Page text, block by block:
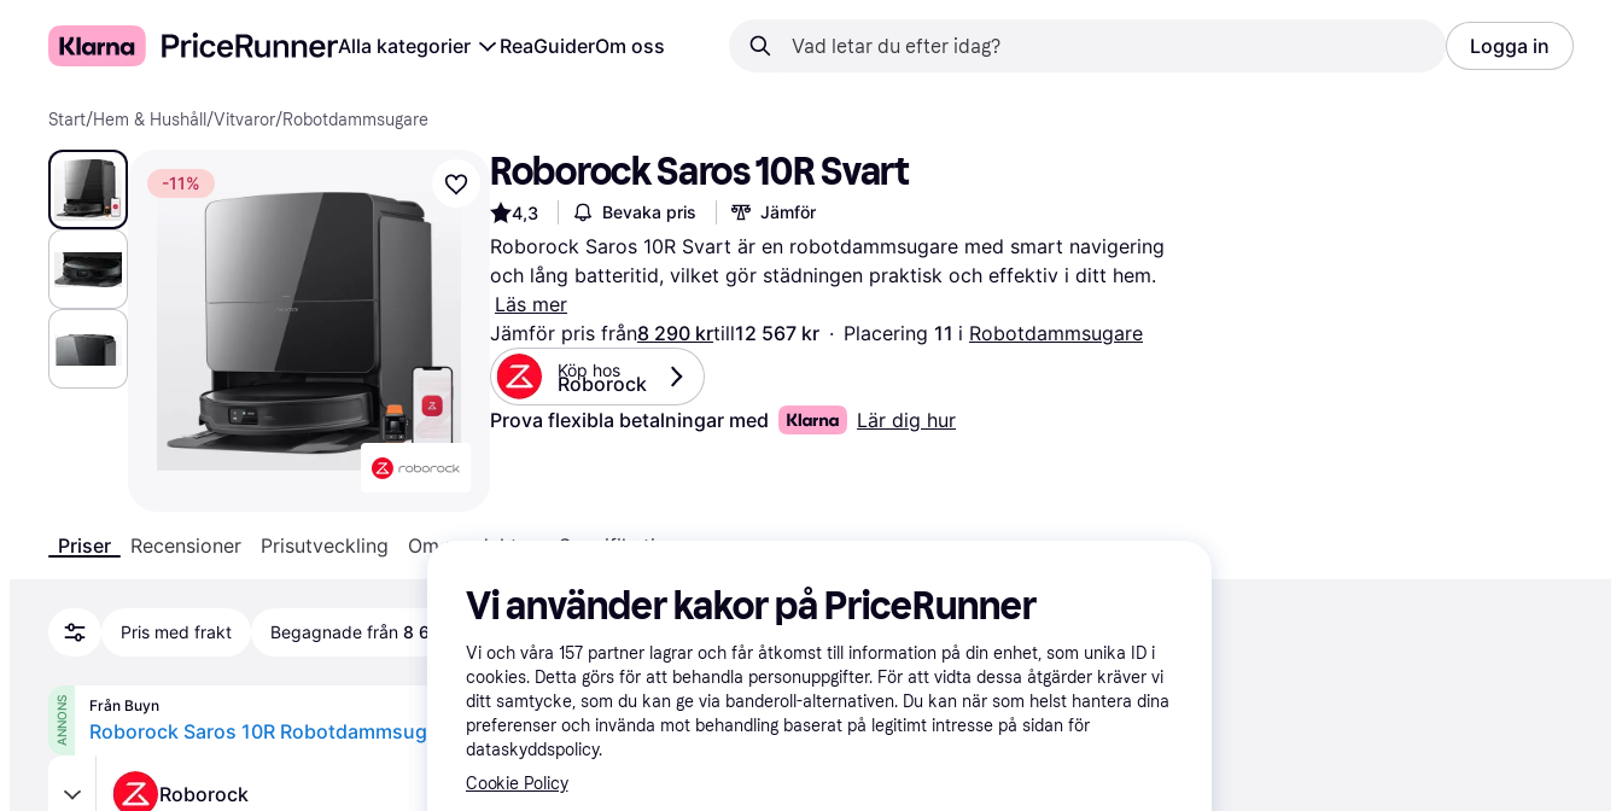
Alla kategorier ReaGuiderOm oss Logga in
Start/Hem & Hushåll /Vitvaror/Robotdammsugare
-11% Roborock Saros 10R Svart
4,3 Bevaka pris Jämför
Roborock Saros 10R Svart är en robotdammsugare med smart navigering
och lång batteritid, vilket gör städningen praktisk och effektiv i ditt hem.
Läs mer
Jämför pris från8 290 krtill12 567 kr · Placering 11 i Robotdammsugare
Köp hos
Roborock
Prova flexibla betalningar med
Lär dig hur
Priser Recensioner Prisutveckling Om produkten Specifikationer
Pris med frakt Begagnade från 8 653 kr
ANNONS Från Buyn
Roborock Saros 10R Robotdammsugare Svart 99 kr frakt,1-3 dagar 10 490 kr
Eller 1 852 kr/mån
Roborock
Vi använder kakor på PriceRunner
Vi och våra 157 partner lagrar och får åtkomst till information på din enhet, som unika ID i
cookies. Detta görs för att behandla personuppgifter. För att vidta dessa åtgärder kräver vi
ditt samtycke, som du kan ge via banderoll-alternativen. Du kan när som helst hantera dina
preferenser och invända mot behandling baserat på legitimt intresse på sidan för
dataskyddspolicy.
Cookie Policy